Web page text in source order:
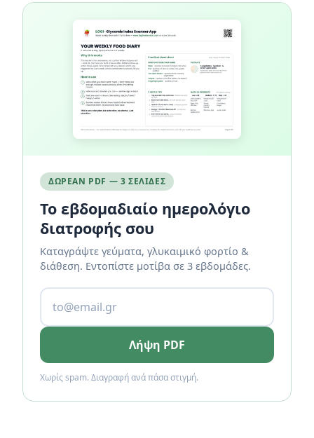
ΔΩΡΕΆΝ PDF — 3 ΣΕΛΊΔΕΣ
Το εβδομαδιαίο ημερολόγιο
διατροφής σου
Καταγράψτε γεύματα, γλυκαιμικό φορτίο &
διάθεση. Εντοπίστε μοτίβα σε 3 εβδομάδες.
Λήψη PDF
Χωρίς spam. Διαγραφή ανά πάσα στιγμή.